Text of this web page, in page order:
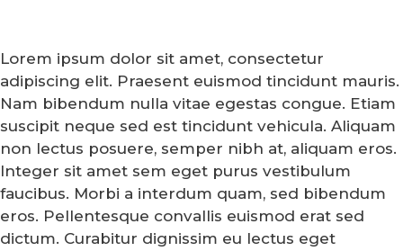
Lorem ipsum dolor sit amet, consectetur
adipiscing elit. Praesent euismod tincidunt mauris.
Nam bibendum nulla vitae egestas congue. Etiam
suscipit neque sed est tincidunt vehicula. Aliquam
non lectus posuere, semper nibh at, aliquam eros.
Integer sit amet sem eget purus vestibulum
faucibus. Morbi a interdum quam, sed bibendum
eros. Pellentesque convallis euismod erat sed
dictum. Curabitur dignissim eu lectus eget